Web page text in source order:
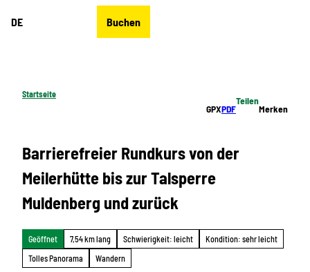
DE Buchen
Startseite
GPXPDF
Teilen
Merken
Barrierefreier Rundkurs von der
Meilerhütte bis zur Talsperre
Muldenberg und zurück
Geöffnet 7,54 km lang Schwierigkeit: leicht
Kondition: sehr leicht
Tolles Panorama
Wandern